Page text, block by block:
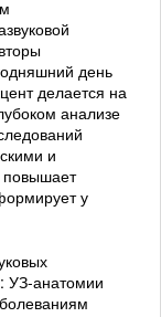
день
делается на
анализе
и
повышает
у
УЗ-анатомии